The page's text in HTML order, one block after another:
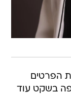
הפרטים
בשקט עוד